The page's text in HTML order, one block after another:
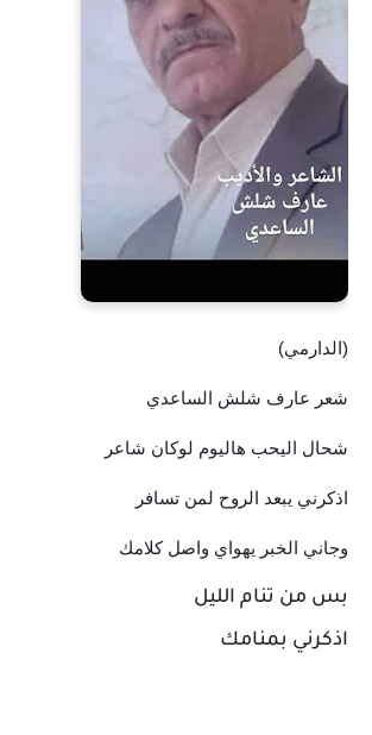
(الدارمي)
شعر عارف شلش الساعدي
شحال اليحب هاليوم لوكان شاعر
اذكرني يبعد الروح لمن تسافر
وجاني الخبر يهواي واصل كلامك
بس من تنام الليل
اذكرني بمنامك